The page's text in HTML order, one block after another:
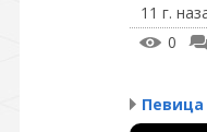
11 г.
0